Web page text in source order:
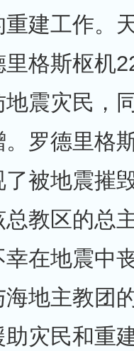
重建工作。
格斯枢机
震灾民，
罗德里格
被地震摧
教区的总
在地震中
地主教团
灾民和重